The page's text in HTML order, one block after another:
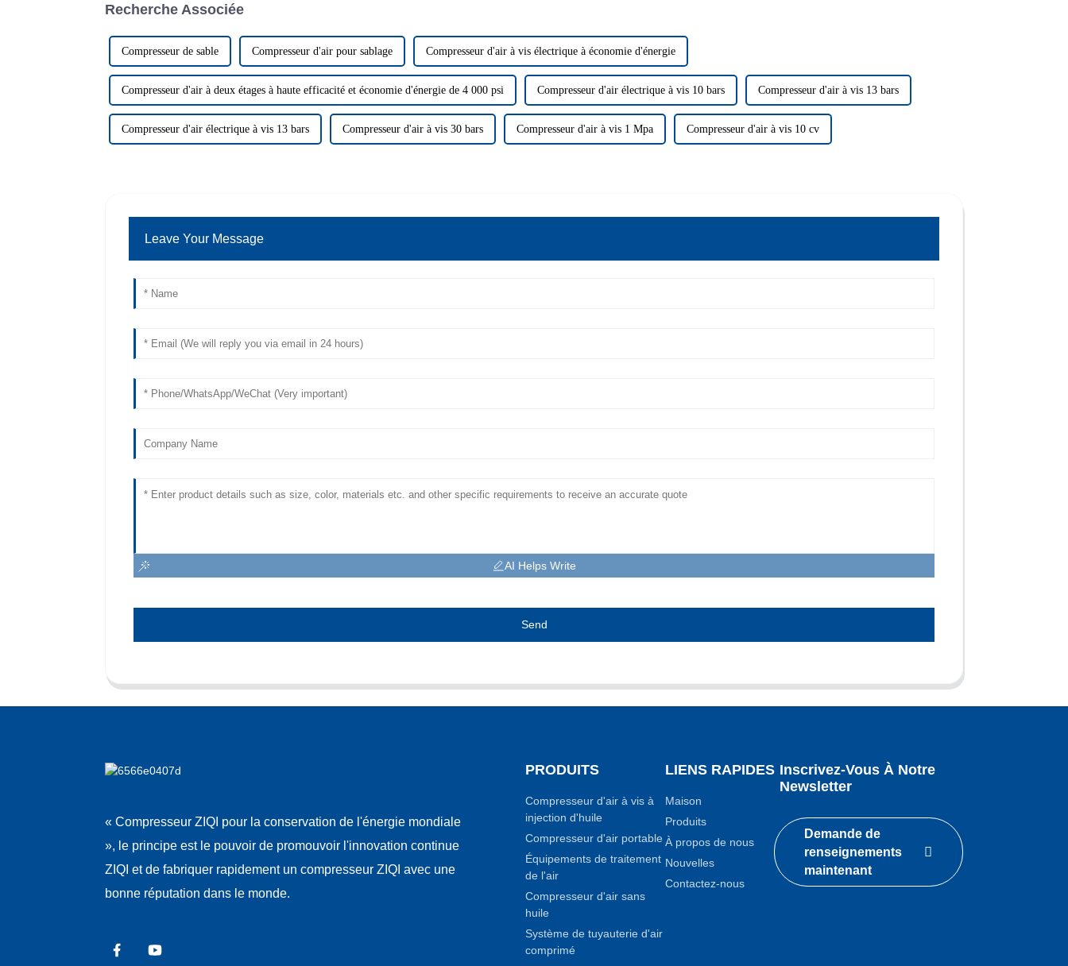
Recherche Associée
Compresseur de sable Compresseur d'air pour sablage Compresseur d'air à vis électrique à économie d'énergie
Compresseur d'air à deux étages à haute efficacité et économie d'énergie de 4 000 psi Compresseur d'air électrique à vis 10 bars Compresseur d'air à vis 13 bars
Compresseur d'air électrique à vis 13 bars Compresseur d'air à vis 30 bars Compresseur d'air à vis 1 Mpa Compresseur d'air à vis 10 cv
Leave Your Message
AI Helps Write
Send
« Compresseur ZIQI pour la conservation de l'énergie mondiale
», le principe est le pouvoir de promouvoir l'innovation continue
ZIQI et de fabriquer rapidement un compresseur ZIQI avec une
bonne réputation dans le monde.
PRODUITS
Compresseur d'air à vis à
injection d'huile
Compresseur d'air portable
Équipements de traitement
de l'air
Compresseur d'air sans
huile
Système de tuyauterie d'air
comprimé
LIENS RAPIDES
Maison
Produits
À propos de nous
Nouvelles
Contactez-nous
Inscrivez-Vous À Notre
Newsletter
Demande de
renseignements
maintenant